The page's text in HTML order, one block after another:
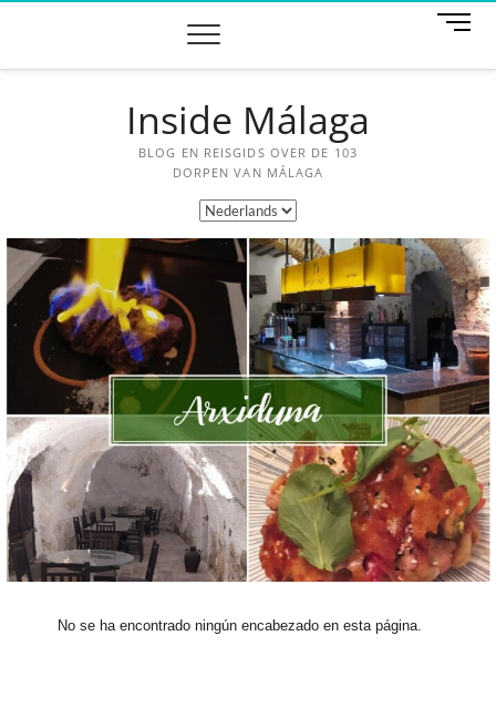
M
Inside Málaga
BLOG EN REISGIDS OVER DE 103
DORPEN VAN MÁLAGA
No se ha encontrado ningún encabezado en esta página.